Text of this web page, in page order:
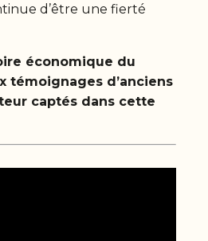
d’être une fierté
économique du
témoignages d’anciens
captés dans cette